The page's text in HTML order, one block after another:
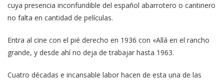
cuya presencia inconfundible del español abarrotero o cantinero
no falta en cantidad de películas.
Entra al cine con el pié derecho en 1936 con «Allá en el rancho
grande, y desde ahí no deja de trabajar hasta 1963.
Cuatro décadas e incansable labor hacen de esta una de las